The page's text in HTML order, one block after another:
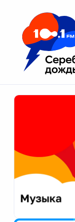
Москва 100.1 FM
Апатиты
Екатеринбург
Калининград
Калуга